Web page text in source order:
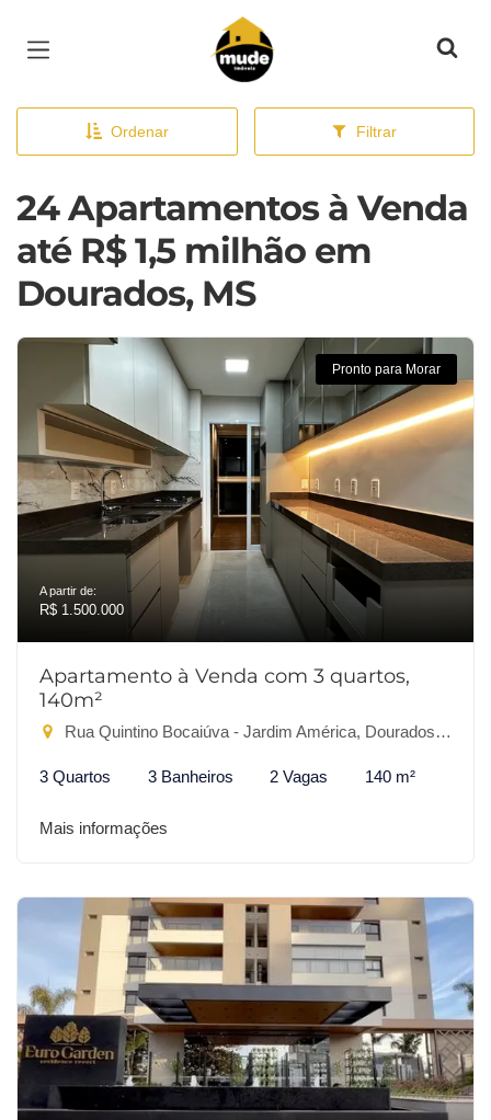
Página inicial
Ordenar Filtrar
24 Apartamentos à Venda
até R$ 1,5 milhão em
Dourados, MS
Pronto para Morar
A partir de:
R$ 1.500.000
Apartamento à Venda com 3 quartos,
140m²
Rua Quintino Bocaiúva - Jardim América, Dourados-MS
3 Quartos 3 Banheiros 2 Vagas 140 m²
Mais informações